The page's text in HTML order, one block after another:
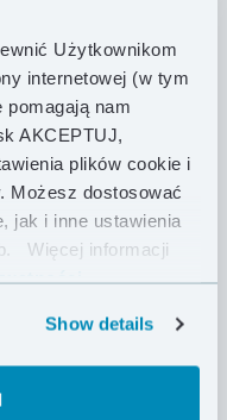
Użytkownikom
internetowej (w tym
pomagają nam
AKCEPTUJ,
plików cookie i
Możesz dostosować
jak i inne ustawienia
Więcej informacji
.
Show details
Tobie ciepło od
jeszcze dłużej. W
niezniszczalną
której mamy
krój niż w
użycie izolacji
odzież lub liner.
700 waży
śpiworów 3-
Seria
się dla tych,
lekkiego śpiwora